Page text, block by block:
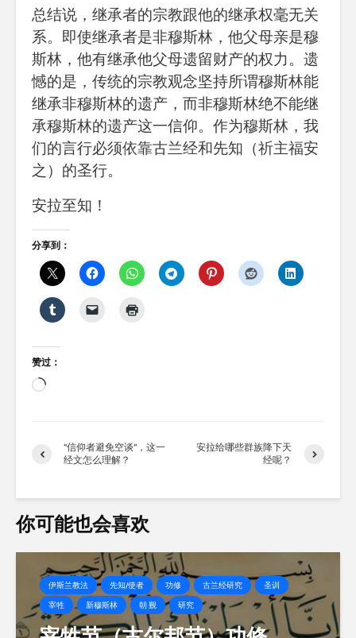
总结说，继承者的宗教跟他的继承权毫无关
系。即使继承者是非穆斯林，他父母亲是穆
斯林，他有继承他父母遗留财产的权力。遗
憾的是，传统的宗教观念坚持所谓穆斯林能
继承非穆斯林的遗产，而非穆斯林绝不能继
承穆斯林的遗产这一信仰。作为穆斯林，我
们的言行必须依靠古兰经和先知（祈主福安
之）的圣行。
安拉至知！
分享到：
赞过：
正
载…“信仰者避免空谈“，这一
经文怎么理解？
安拉给哪些群族降下天
经呢？
你可能也会喜欢
伊斯兰教法 先知/使者 功修 古兰经研究
圣训
宰牲
新穆斯林 朝 觐 研究